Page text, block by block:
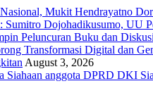
Mukit Hendrayatno
Dojohadikusumo, UU
Peluncuran Buku dan
Transformasi Digital dan
August 3, 2026
Siahaan anggota DPRD DKI